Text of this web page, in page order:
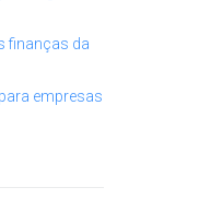
finanças da
empresas